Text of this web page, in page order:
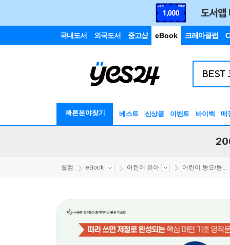
국내도서 외국도서 중고샵 eBook 크레마클럽
빠른분야찾기 베스트 신상품 이벤트 바이백 매
웰컴 eBook 어린이 유아 어린이 동요/동...